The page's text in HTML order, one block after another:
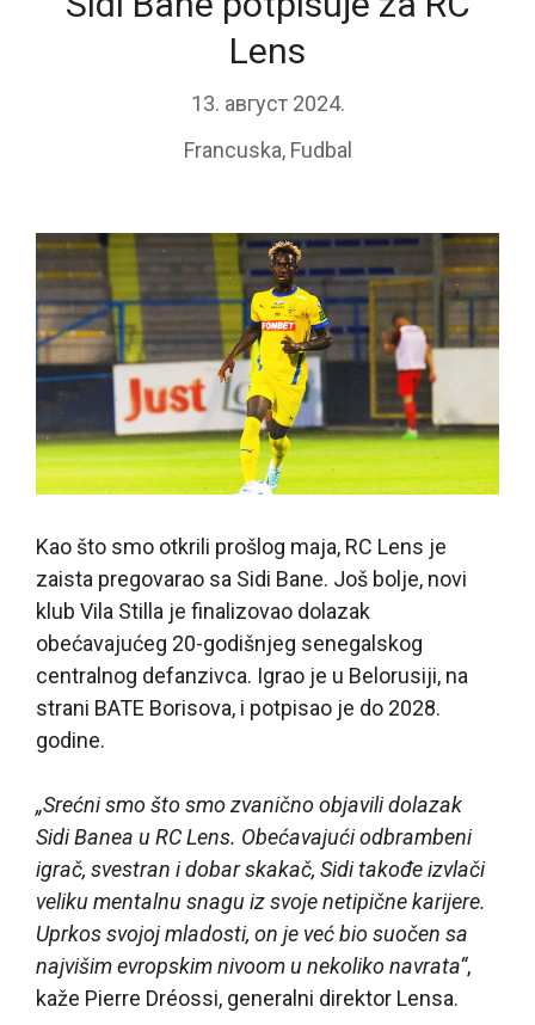
Lens
13. август 2024.
Francuska, Fudbal
Kao što smo otkrili prošlog maja, RC Lens je
zaista pregovarao sa Sidi Bane. Još bolje, novi
klub Vila Stilla je finalizovao dolazak
obećavajućeg 20-godišnjeg senegalskog
centralnog defanzivca. Igrao je u Belorusiji, na
strani BATE Borisova, i potpisao je do 2028.
godine.
„Srećni smo što smo zvanično objavili dolazak
Sidi Banea u RC Lens. Obećavajući odbrambeni
igrač, svestran i dobar skakač, Sidi takođe izvlači
veliku mentalnu snagu iz svoje netipične karijere.
Uprkos svojoj mladosti, on je već bio suočen sa
najvišim evropskim nivoom u nekoliko navrata“,
kaže Pierre Dréossi, generalni direktor Lensa.